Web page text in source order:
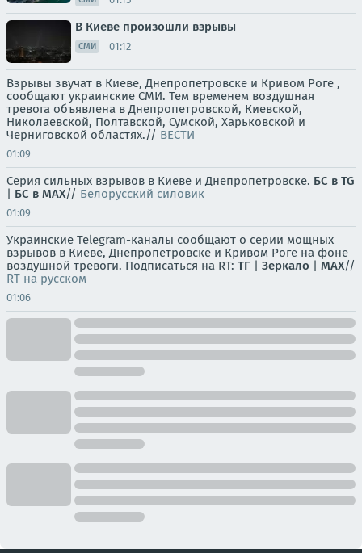
В Киеве произошли взрывы
СМИ 01:12
Взрывы звучат в Киеве, Днепропетровске и Кривом Роге ,
сообщают украинские СМИ. Тем временем воздушная
тревога объявлена в Днепропетровской, Киевской,
Николаевской, Полтавской, Сумской, Харьковской и
Черниговской областях.// ВЕСТИ
01:09
Серия сильных взрывов в Киеве и Днепропетровске. БС в TG
| БС в МАХ// Белорусский силовик
01:09
Украинские Telegram-каналы сообщают о серии мощных
взрывов в Киеве, Днепропетровске и Кривом Роге на фоне
воздушной тревоги. Подписаться на RT: ТГ | Зеркало | MAX//
RT на русском
01:06